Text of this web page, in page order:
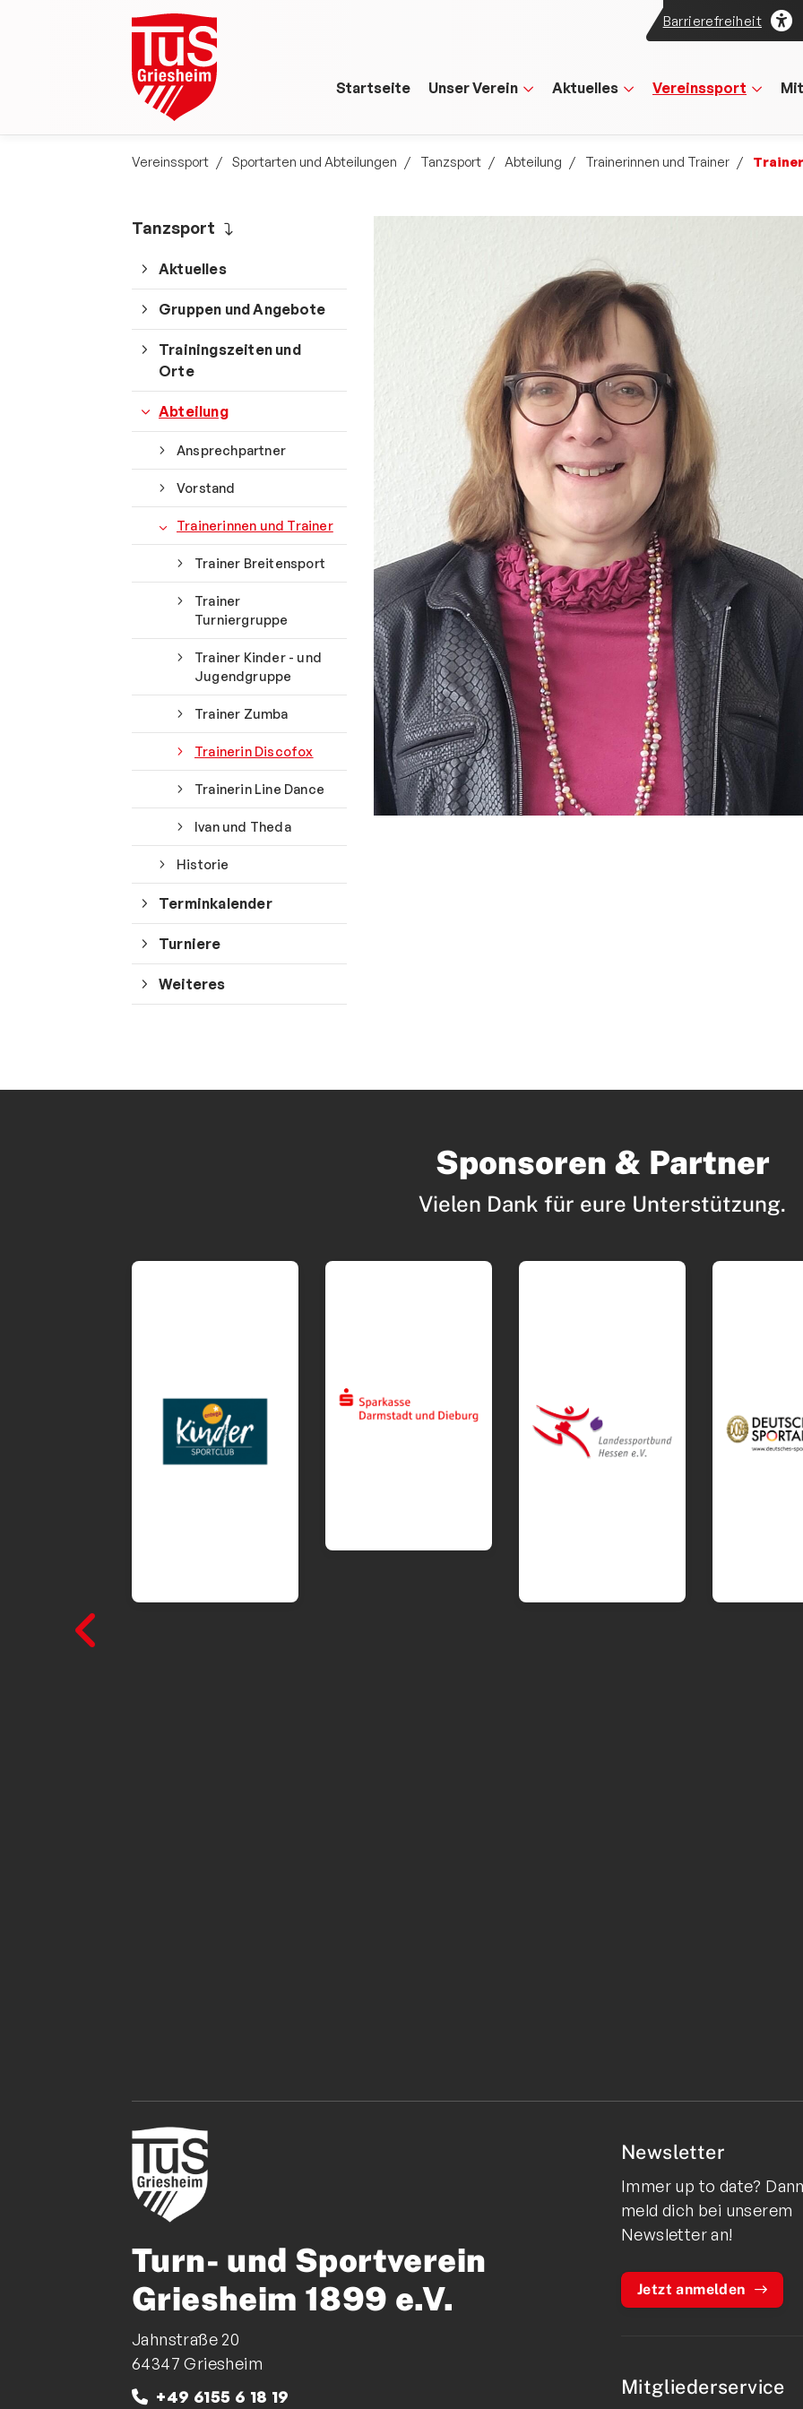
Barrierefreiheit
Startseite Unser Verein Aktuelles Vereinssport
Vereinssport Sportarten und Abteilungen Tanzsport Abteilung Trainerinnen und Trainer
Tanzsport
Aktuelles
Gruppen und Angebote
Trainingszeiten und
Orte
Abteilung
Ansprechpartner
Vorstand
Trainerinnen und Trainer
Trainer Breitensport
Trainer
Turniergruppe
Trainer Kinder - und
Jugendgruppe
Trainer Zumba
Trainerin Discofox
Trainerin Line Dance
Ivan und Theda
Historie
Terminkalender
Turniere
Weiteres
Sponsoren & Partner
Vielen Dank für eure Unterstützung.
Turn- und Sportverein
Griesheim 1899 e.V.
Jahnstraße 20
64347 Griesheim
+49 6155 6 18 19
Newsletter
Immer up to date? Dann
meld dich bei unserem
Newsletter an!
Jetzt anmelden
Mitgliederservice
Quicklinks
Sportangebote finden
Unser Sportangebot
Sportsuche
Deutsches Sportabzeichen
Mitglieder-Service
Downloads
Alles zur Mitgliedschaft
Fragen & Antworten
Vereinsapp
Vereinsshop